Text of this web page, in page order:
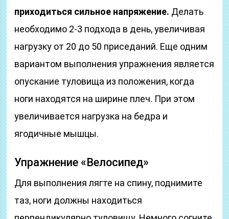
приходиться сильное напряжение. Делать
необходимо 2-3 подхода в день, увеличивая
нагрузку от 20 до 50 приседаний. Еще одним
вариантом выполнения упражнения является
опускание туловища из положения, когда
ноги находятся на ширине плеч. При этом
увеличивается нагрузка на бедра и
ягодичные мышцы.
Упражнение «Велосипед»
Для выполнения лягте на спину, поднимите
таз, ноги должны находиться